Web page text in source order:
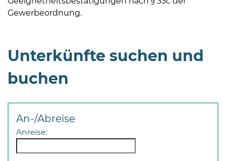
04192-
zentrale@badbramstedt.de
Mo,
08
Gewerbeordnung.
Unterkünfte suchen und
buchen
An-/Abreise
Anreise: